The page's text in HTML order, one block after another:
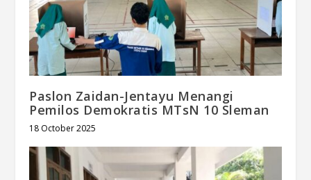
Paslon Zaidan-Jentayu Menangi
Pemilos Demokratis MTsN 10 Sleman
18 October 2025